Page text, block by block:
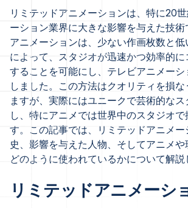
リミテッドアニメーションは、特に20
ーション業界に大きな影響を与えた技
アニメーションは、少ない作画枚数と低
によって、スタジオが迅速かつ効率的
することを可能にし、テレビアニメー
しました。この方法はクオリティを損
ますが、実際にはユニークで芸術的な
し、特にアニメでは世界中のスタジオで
す。この記事では、リミテッドアニメ
史、影響を与えた人物、そしてアニメ
どのように使われているかについて解説
リミテッドアニメーシ